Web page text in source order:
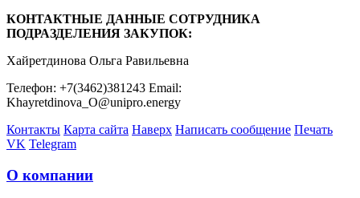
КОНТАКТНЫЕ ДАННЫЕ СОТРУДНИКА
ПОДРАЗДЕЛЕНИЯ ЗАКУПОК:
Хайретдинова Ольга Равильевна
Телефон: +7(3462)381243 Email:
Khayretdinova_O@unipro.energy
Контакты Карта сайта Наверх Написать сообщение Печать
VK Telegram
О компании